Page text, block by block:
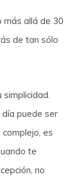
más allá de 30
de tan sólo
simplicidad.
día puede ser
es
te
no